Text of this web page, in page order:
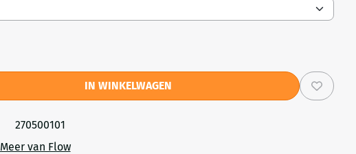
IN WINKELWAGEN
270500101
Meer van Flow